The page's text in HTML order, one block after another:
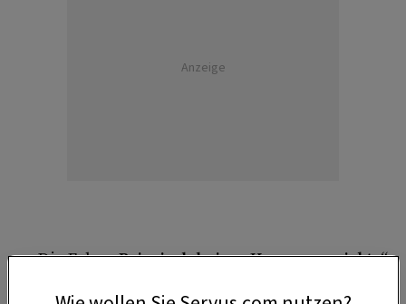
Anzeige
Die Folge „Bei mir daheim–Herzensprojekte“